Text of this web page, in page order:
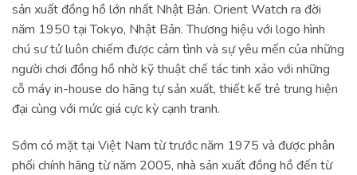
sản xuất đồng hồ lớn nhất Nhật Bản. Orient Watch ra đời
năm 1950 tại Tokyo, Nhật Bản. Thương hiệu với logo hình
chú sư tử luôn chiếm được cảm tình và sự yêu mến của những
người chơi đồng hồ nhờ kỹ thuật chế tác tinh xảo với những
cỗ máy in-house do hãng tự sản xuất, thiết kế trẻ trung hiện
đại cùng với mức giá cực kỳ cạnh tranh.
Sớm có mặt tại Việt Nam từ trước năm 1975 và được phân
phối chính hãng từ năm 2005, nhà sản xuất đồng hồ đến từ